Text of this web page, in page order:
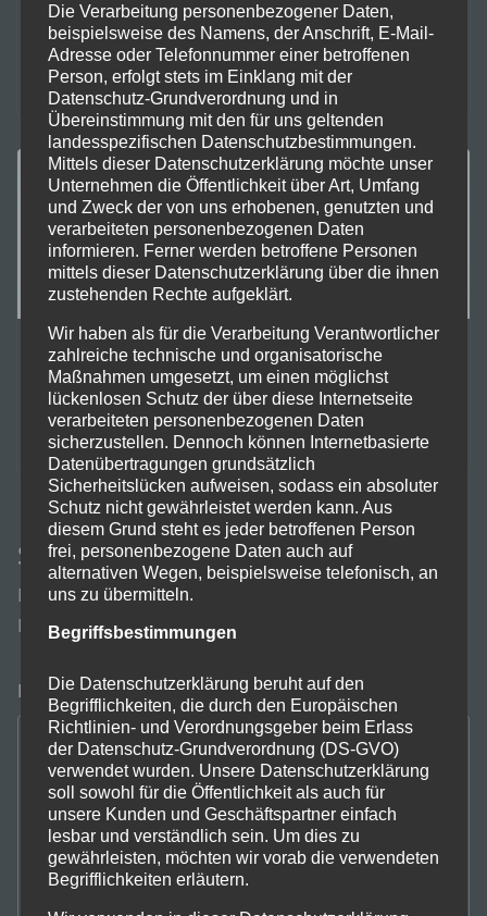
Die Welt in Pixel
21. Mai 2010
1 EUR FÜR EUREN ENTWICKLER am 15.
Oktober 2009
1. Oktober 2009
Schreibe einen Kommentar
Deine E-Mail-Adresse wird nicht veröffentlicht.
Erforderliche Felder sind mit
Kommentar*
Die Verarbeitung personenbezogener Daten,
beispielsweise des Namens, der Anschrift, E-Mail-
Adresse oder Telefonnummer einer betroffenen
Person, erfolgt stets im Einklang mit der
Datenschutz-Grundverordnung und in
Übereinstimmung mit den für uns geltenden
landesspezifischen Datenschutzbestimmungen.
Mittels dieser Datenschutzerklärung möchte unser
Unternehmen die Öffentlichkeit über Art, Umfang
und Zweck der von uns erhobenen, genutzten und
verarbeiteten personenbezogenen Daten
informieren. Ferner werden betroffene Personen
mittels dieser Datenschutzerklärung über die ihnen
zustehenden Rechte aufgeklärt.
Wir haben als für die Verarbeitung Verantwortlicher
zahlreiche technische und organisatorische
Maßnahmen umgesetzt, um einen möglichst
lückenlosen Schutz der über diese Internetseite
verarbeiteten personenbezogenen Daten
sicherzustellen. Dennoch können Internetbasierte
Datenübertragungen grundsätzlich
Sicherheitslücken aufweisen, sodass ein absoluter
Schutz nicht gewährleistet werden kann. Aus
diesem Grund steht es jeder betroffenen Person
frei, personenbezogene Daten auch auf
alternativen Wegen, beispielsweise telefonisch, an
uns zu übermitteln.
Begriffsbestimmungen
Die Datenschutzerklärung beruht auf den
Begrifflichkeiten, die durch den Europäischen
Richtlinien- und Verordnungsgeber beim Erlass
der Datenschutz-Grundverordnung (DS-GVO)
verwendet wurden. Unsere Datenschutzerklärung
soll sowohl für die Öffentlichkeit als auch für
unsere Kunden und Geschäftspartner einfach
lesbar und verständlich sein. Um dies zu
gewährleisten, möchten wir vorab die verwendeten
Begrifflichkeiten erläutern.